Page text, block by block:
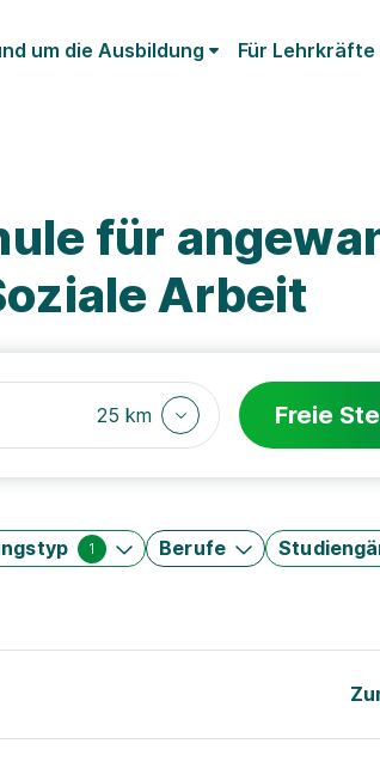
um die Ausbildung Für Lehrkräfte
für
Arbeit
25 km Freie
1 Berufe